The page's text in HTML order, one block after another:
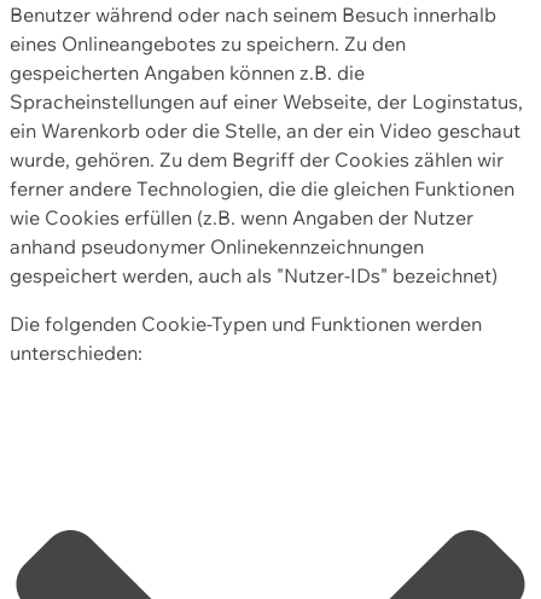
Benutzer während oder nach seinem Besuch innerhalb
eines Onlineangebotes zu speichern. Zu den
gespeicherten Angaben können z.B. die
Spracheinstellungen auf einer Webseite, der Loginstatus,
ein Warenkorb oder die Stelle, an der ein Video geschaut
wurde, gehören. Zu dem Begriff der Cookies zählen wir
ferner andere Technologien, die die gleichen Funktionen
wie Cookies erfüllen (z.B. wenn Angaben der Nutzer
anhand pseudonymer Onlinekennzeichnungen
gespeichert werden, auch als "Nutzer-IDs" bezeichnet)
Die folgenden Cookie-Typen und Funktionen werden
unterschieden: